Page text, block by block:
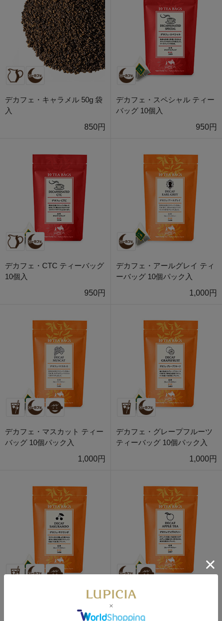
デカフェ・キャラメル 50g 袋
入
850円
デカフェ・スペシャル ティー
バッグ 10個入
950円
デカフェ・CTC ティーバッグ
10個入
950円
デカフェ・アールグレイ ティ
ーバッグ 10個パック入
1,000円
デカフェ・マスカット ティー
バッグ 10個パック入
1,000円
デカフェ・グレープフルーツ
ティーバッグ 10個パック入
1,000円
デカフェ・サクランボ ティー
デカフェ・アップルティー テ